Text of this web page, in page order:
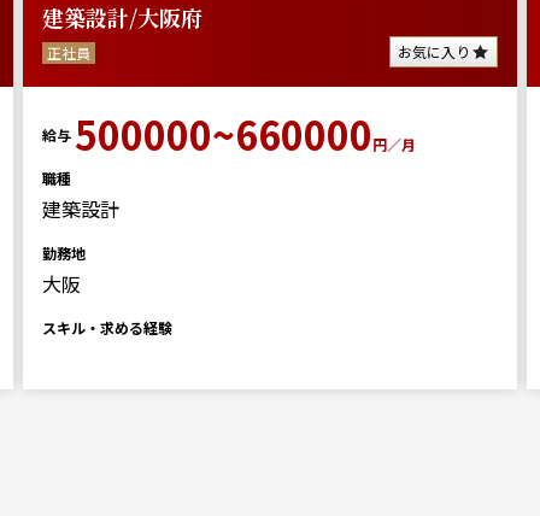
建築設計/大阪府
正社員 お気に入り
給与 500000~660000円／月
職種
建築設計
勤務地
大阪
スキル・求める経験